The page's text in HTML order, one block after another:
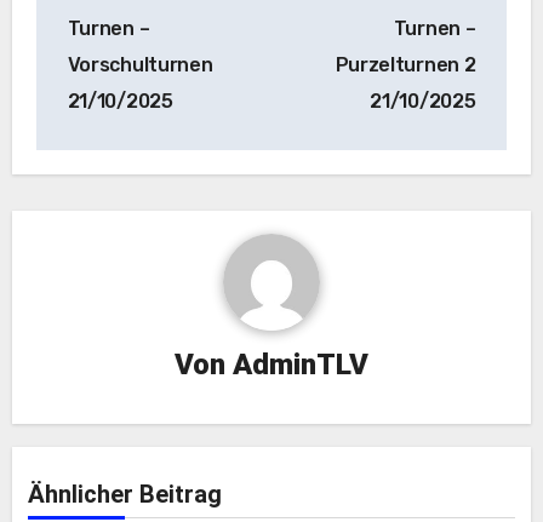
Turnen –
Vorschulturnen
21/10/2025
Turnen –
Purzelturnen 2
21/10/2025
Von AdminTLV
Ähnlicher Beitrag